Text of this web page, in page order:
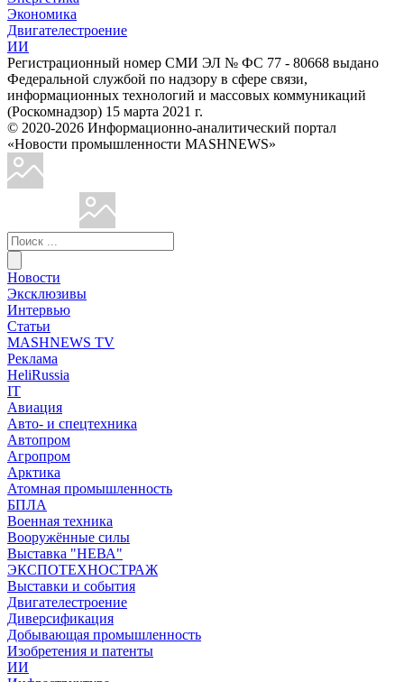
Экономика
Двигателестроение
ИИ
Регистрационный номер СМИ ЭЛ № ФС 77 - 80668 выдано
Федеральной службой по надзору в сфере связи,
информационных технологий и массовых коммуникаций
(Роскомнадзор) 15 марта 2021 г.
© 2020-2026 Информационно-аналитический портал
«Новости промышленности MASHNEWS»
Новости
Эксклюзивы
Интервью
Статьи
MASHNEWS TV
Реклама
HeliRussia
IT
Авиация
Авто- и спецтехника
Автопром
Агропром
Арктика
Атомная промышленность
БПЛА
Военная техника
Вооружённые силы
Выставка "НЕВА"
ЭКСПОТЕХНОСТРАЖ
Выставки и события
Двигателестроение
Диверсификация
Добывающая промышленность
Изобретения и патенты
ИИ